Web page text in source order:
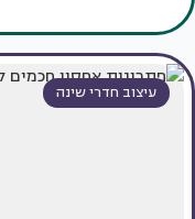
עיצוב חדרי שינה